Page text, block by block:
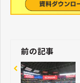
前の記事